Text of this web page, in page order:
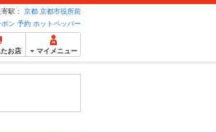
駅： 京都 京都市役所前
ポン 予約 ホットペッパー
お店 マイメニュー